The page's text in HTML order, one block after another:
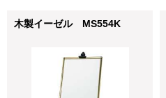
木製イーゼル MS554K